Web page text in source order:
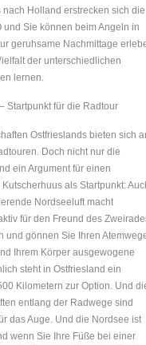
nach Holland erstrecken sich die
und Sie können beim Angeln in
geruhsame Nachmittage
der unterschiedlichen
lernen.
Startpunkt für die Radtour
Ostfrieslands bieten sich
Doch nicht nur die
ein Argument für einen
als Startpunkt:
Nordseeluft macht
für den Freund des
und gönnen Sie Ihren
Ihrem Körper ausgewogene
steht in Ostfriesland ein
Kilometern zur Option. Und
entlang der Radwege sind
das Auge. Und die Nordsee ist
wenn Sie Ihre Füße bei einer